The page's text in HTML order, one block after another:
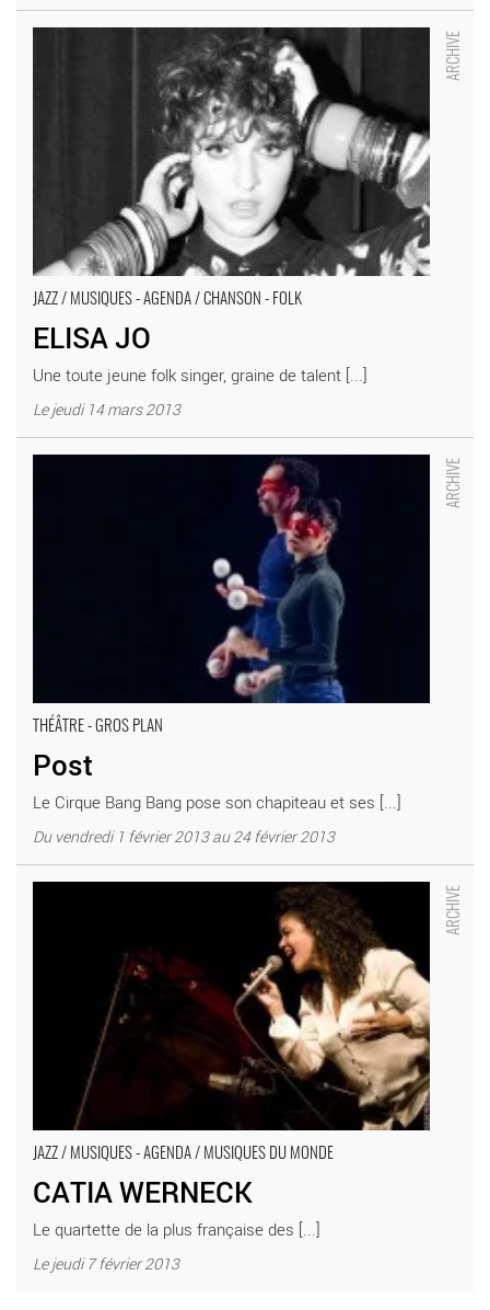
JAZZ / MUSIQUES - AGENDA / CHANSON - FOLK
ELISA JO
Une toute jeune folk singer, graine de talent [...]
Le jeudi 14 mars 2013
ELISA JO - Critique sortie Jazz / Musiques Paris Café de la
THÉÂTRE - GROS PLAN
Post
Le Cirque Bang Bang pose son chapiteau et ses [...]
Du vendredi 1 février 2013 au 24 février 2013
Post - Critique sortie Théâtre Antony Théâtre Firmin Gémier –
JAZZ / MUSIQUES - AGENDA / MUSIQUES DU MONDE
CATIA WERNECK
Le quartette de la plus française des [...]
Le jeudi 7 février 2013
CATIA WERNECK - Critique sortie Jazz / Musiques _Châtenay-
Malabry Théâtre Firmin Gémier – La Piscine